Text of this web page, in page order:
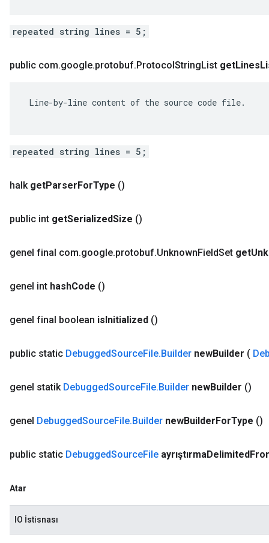
repeated string lines = 5;
public com.google.protobuf.ProtocolStringList getLines
Line-by-line content of the source code file.
repeated string lines = 5;
halk getParserForType ()
public int getSerializedSize ()
genel final com.google.protobuf.UnknownFieldSet get
genel int hashCode ()
genel final boolean isInitialized ()
public static DebuggedSourceFile.Builder newBuilder (
genel statik DebuggedSourceFile.Builder newBuilder ()
genel DebuggedSourceFile.Builder newBuilderForType ()
public static DebuggedSourceFile ayrıştırmaDelimited
Atar
IO İstisnası